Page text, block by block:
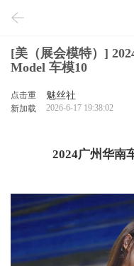
[美（展会模特）]
Model 车模10
点击重
新加载
魅丝社
2026-6-17 19:38:02
2024广州华南